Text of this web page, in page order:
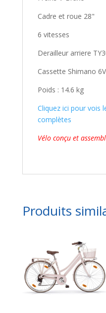
Cadre et roue 28"
6 vitesses
Derailleur arriere
Cassette Shimano
Poids : 14.6 kg
Cliquez ici pour vois
complètes
Vélo conçu et
Produits